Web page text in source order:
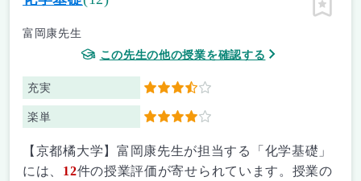
富岡康先生
この先生の他の授業を確認する
充実 3.5
楽単 4
ピン留
【京都橘大学】富岡康先生が担当する「化学基礎」
には、 12件の授業評価が寄せられています。授業の